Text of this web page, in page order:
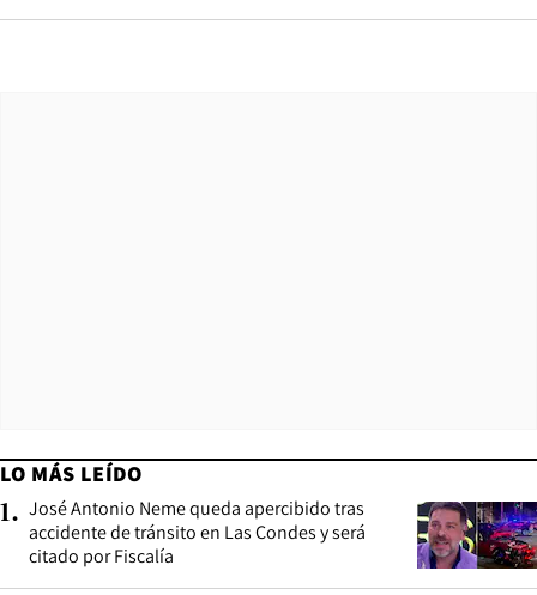
LO MÁS LEÍDO
1. José Antonio Neme queda apercibido tras
accidente de tránsito en Las Condes y será
citado por Fiscalía